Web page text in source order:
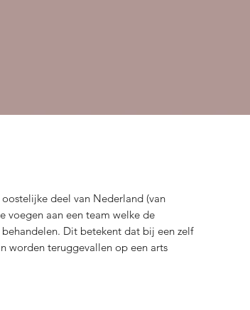
deel van Nederland (van
voegen aan een team welke de
Dit betekent dat bij een zelf
worden teruggevallen op een arts